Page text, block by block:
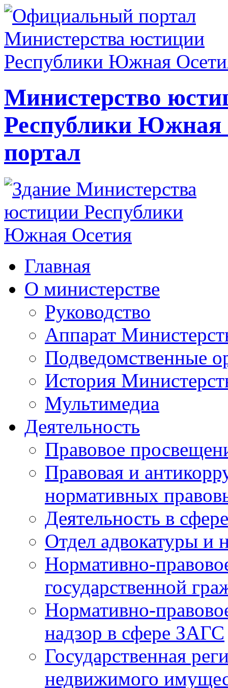
Министерство
Республики
портал
Главная
О министерстве
Руководство
Аппарат
Подведомственные
История
Мультимедиа
Деятельность
Правовое
Правовая и
нормативных
Деятельность в
Отдел адвокатуры и
Нормативно-
государственной
Нормативно-
надзор в сфере ЗАГС
Государственная
недвижимого